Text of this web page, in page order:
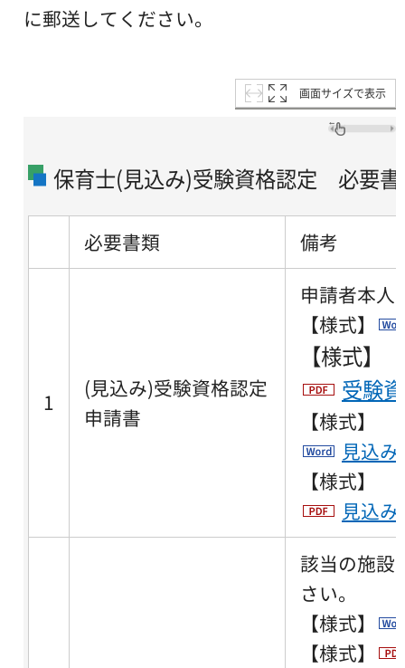
に郵送してください。
画面サイズで表示
保育士(見込み)受験資格認定 必要
必要書類 備考
1
(見込み)受験資格認定
申請書
申請者本人
【様式】
【様式】
受験
【様式】
見込
【様式】
見込
該当の施設
さい。
【様式】
【様式】